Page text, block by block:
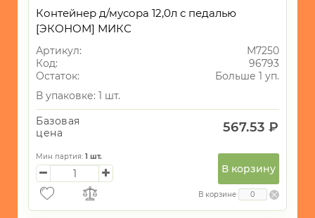
Контейнер д/мусора 12,0л с педалью
[ЭКОНОМ] МИКС
Артикул:
М7250
Код:
96793
Остаток:
Больше 1 уп.
В упаковке: 1 шт.
Базовая
цена
567.53 ₽
Мин партия: 1 шт.
В корзину
В корзине